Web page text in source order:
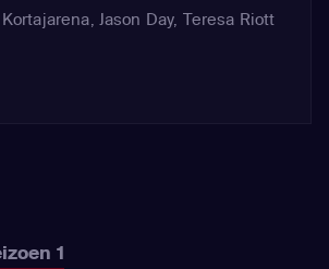
Kortajarena, Jason Day, Teresa Riott
1